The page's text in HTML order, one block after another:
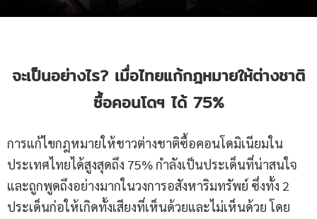
จะเป็นอย่างไร? เมื่อไทยแก้กฎหมายให้ต่างชาติ
ซื้อคอนโดฯ ได้ 75%
การแก้ไขกฎหมายให้ชาวต่างชาติซื้อคอนโดมิเนียมใน
ประเทศไทยได้สูงสุดถึง 75% กำลังเป็นประเด็นที่น่าสนใจ
และถูกพูดถึงอย่างมากในวงการอสังหาริมทรัพย์ ซึ่งทั้ง 2
ประเด็นก่อให้เกิดทั้งเสียงที่เห็นด้วยและไม่เห็นด้วย โดย